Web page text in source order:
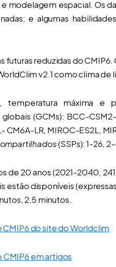
modelagem espacial. Os
e algumas
reduzidas do CMIP6.
v2.1 como clima de
temperatura máxima e
(GCMs): BCC-
CM6A-LR, MIROC-ES2L,
(SSPs): 1-26,
de 20 anos (2021-2040,
estão disponíveis
2,5 minutos.
CMIP6 do site do Worldclim
em artigos